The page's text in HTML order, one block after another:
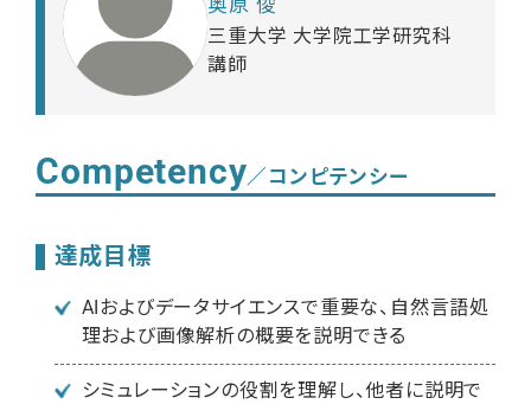
奥原 俊
三重大学 大学院工学研究科
講師
Competency／コンピテンシー
達成目標
AIおよびデータサイエンスで重要な、自然言語処
理および画像解析の概要を説明できる
シミュレーションの役割を理解し、他者に説明で